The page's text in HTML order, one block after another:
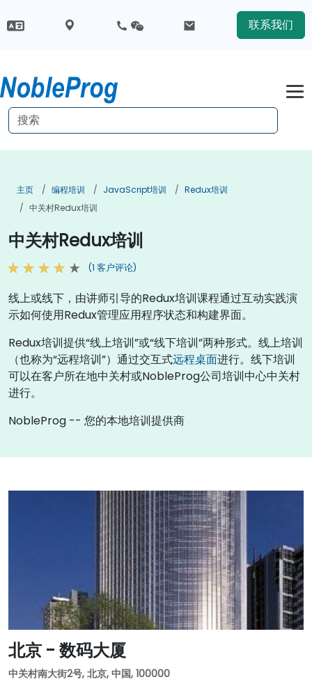
联系我们
主页 编程培训 JavaScript培训
Redux培训
中关村Redux培训
中关村Redux培训
(1 客户评论)
线上或线下，由讲师引导的Redux培训课程通过互动实践演
示如何使用Redux管理应用程序状态和构建界面。
Redux培训提供“线上培训”或“线下培训”两种形式。线上培训
（也称为“远程培训”）通过交互式远程桌面进行。线下培训
可以在客户所在地中关村或NobleProg公司培训中心中关村
进行。
NobleProg -- 您的本地培训提供商
北京 - 数码大厦
中关村南大街2号, 北京, 中国, 100000